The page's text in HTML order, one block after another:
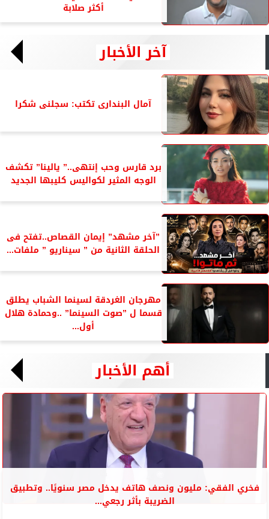
أكثر صلابة
آخر الأخبار
آمال البندارى تكتب: سجلنى شكرا
برد قارس وحب إنتهى..” يالينا” تكشف
الوجه المثير لكواليس كليبها الجديد
”آخر مشهد” إيمان القصاص..تفتح فى
الحلقة الثانية من ” سيناريو ” ملفات...
مهرجان الغردقة لسينما الشباب يطلق
قسما ل ”صوت السينما” ..وحمادة هلال
أول...
أهم الأخبار
فخري الفقي: مليون ونصف هاتف يدخل مصر سنويًا.. وتطبيق
الضريبة بأثر رجعي...